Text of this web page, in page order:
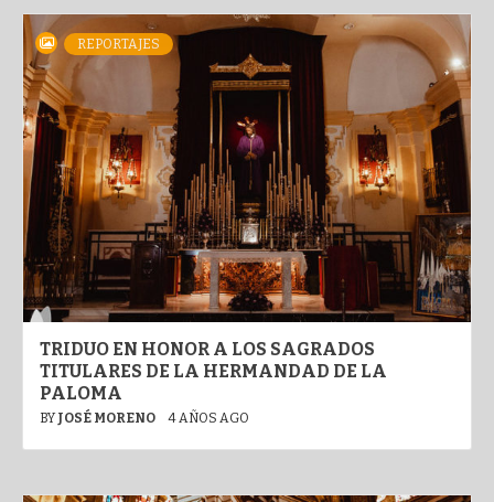
REPORTAJES
TRIDUO EN HONOR A LOS SAGRADOS
TITULARES DE LA HERMANDAD DE LA
PALOMA
BY JOSÉ MORENO 4 AÑOS AGO